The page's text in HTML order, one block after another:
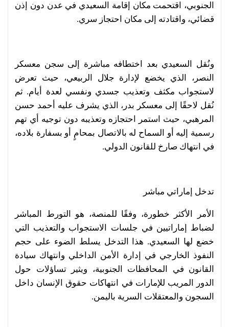
الجنوبي، اقتحمت مكان إقامة السعيدي في عدن دون إذن
قضائي، واقتادته إلى مكان احتجاز سري.
ونُقل السعيدي بعد اختطافه مباشرة إلى سجن معسكر
النصر، الذي يخضع لإدارة جلال الربيعي، حيث تعرض
لاستجواب مكثف وتعذيب جسدي ونفسي لعدة أيام. ثم
نُقل لاحقًا إلى معسكر بدر، الذي يشرف عليه أحمد حسن
المرهبي، حيث استمر احتجازه وتعذيبه دون توجيه أي تهم
رسمية إليه أو السماح له بالاتصال بمحامٍ أو بسفارة بلاده،
في انتهاك صارخ للقانون الدولي.
تدخل إماراتي مباشر
الأمر الأكثر خطورة، وفقًا للمنصة، هو التورط المباشر
لضباط إماراتيين في جلسات الاستجواب والتعذيب التي
خضع لها السعيدي. هذا التدخل يسلط الضوء على حجم
النفوذ الخارجي في إدارة الأمن الداخلي وانتهاك سيادة
القانون في المحافظات الجنوبية، ويثير تساؤلات حول
الدور المريب للإمارات في انتهاكات حقوق الإنسان داخل
السجون والمعتقلات السرية باليمن.